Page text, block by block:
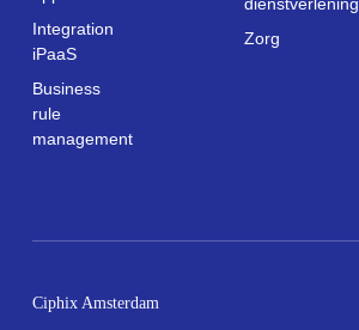
Integration
iPaaS
Business
rule
management
Zorg
Ciphix Amsterdam